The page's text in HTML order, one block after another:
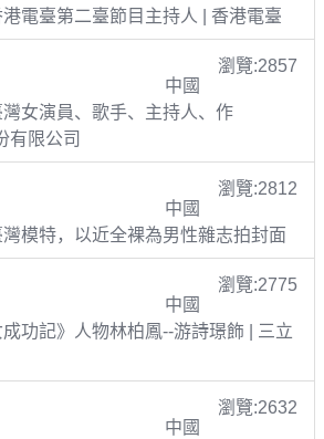
電臺第二臺節目主持人 | 香港電臺
瀏覽:2857
中國
女演員、歌手、主持人、作
有限公司
瀏覽:2812
中國
模特，以近全裸為男性雜志拍封面
瀏覽:2775
中國
功記》人物林柏鳳--游詩璟飾 | 三立
瀏覽:2632
中國